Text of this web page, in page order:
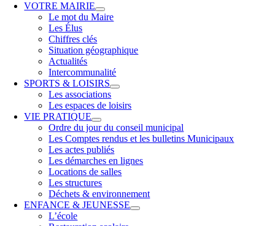
VOTRE MAIRIE
Le mot du Maire
Les Élus
Chiffres clés
Situation géographique
Actualités
Intercommunalité
SPORTS & LOISIRS
Les associations
Les espaces de loisirs
VIE PRATIQUE
Ordre du jour du conseil municipal
Les Comptes rendus et les bulletins Municipaux
Les actes publiés
Les démarches en lignes
Locations de salles
Les structures
Déchets & environnement
ENFANCE & JEUNESSE
L’école